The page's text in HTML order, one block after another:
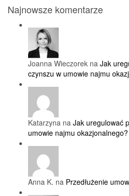
Najnowsze komentarze
Joanna Wieczorek na Jak
czynszu w umowie najmu
Katarzyna na Jak uregulować
umowie najmu okazjonalnego?
Anna K. na Przedłużenie